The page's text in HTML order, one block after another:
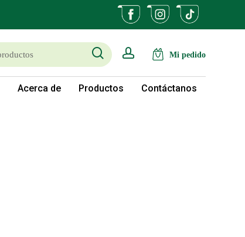
Acerca de Productos Contáctanos
searchaccount